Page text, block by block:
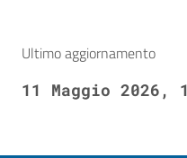
Ultimo aggiornamento
11 Maggio 2026,